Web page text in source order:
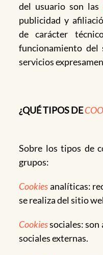
del usuario son las
publicidad y
de carácter
funcionamiento
servicios
¿QUÉ TIPOS DE
Sobre los tipos de
grupos:
Cookiesanalíticas:
se realiza del sitio
Cookiessociales: son
sociales externas.